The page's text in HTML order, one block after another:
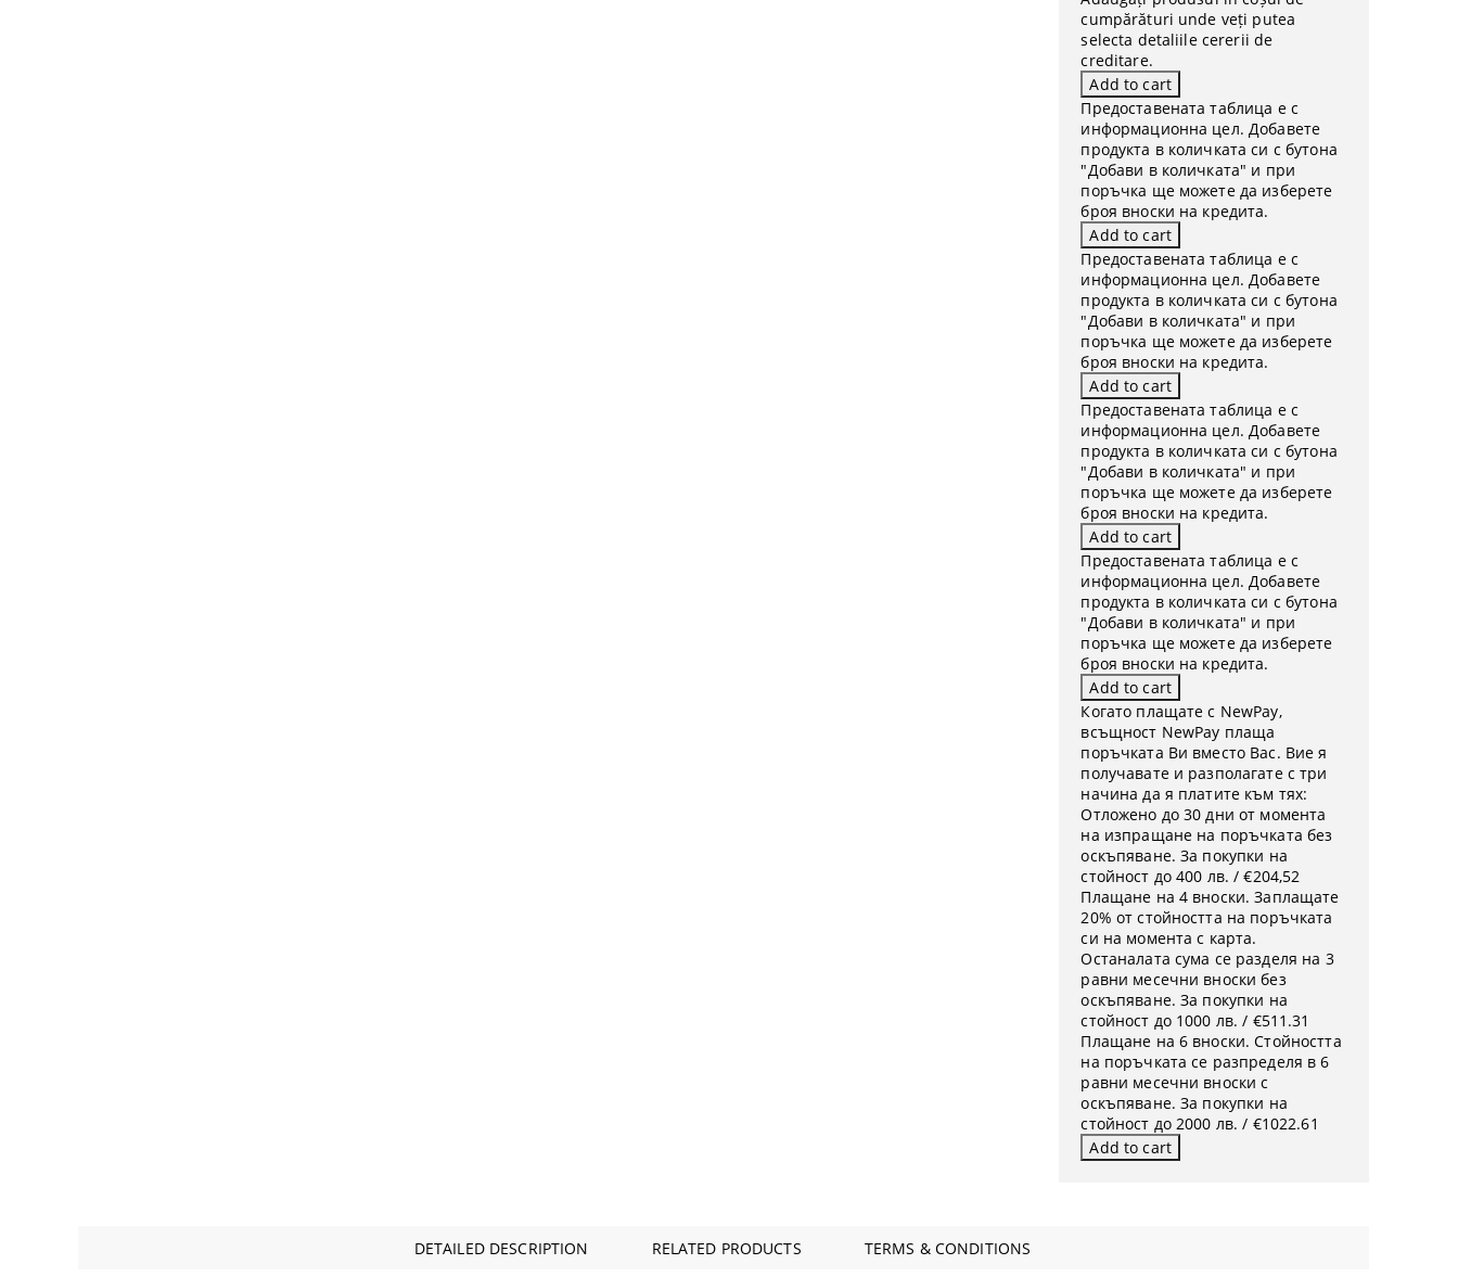
cumpărături unde veți putea
selecta detaliile cererii de
creditare.
Предоставената таблица е с
информационна цел. Добавете
продукта в количката си с бутона
"Добави в количката" и при
поръчка ще можете да изберете
броя вноски на кредита.
Предоставената таблица е с
информационна цел. Добавете
продукта в количката си с бутона
"Добави в количката" и при
поръчка ще можете да изберете
броя вноски на кредита.
Предоставената таблица е с
информационна цел. Добавете
продукта в количката си с бутона
"Добави в количката" и при
поръчка ще можете да изберете
броя вноски на кредита.
Предоставената таблица е с
информационна цел. Добавете
продукта в количката си с бутона
"Добави в количката" и при
поръчка ще можете да изберете
броя вноски на кредита.
Когато плащате с NewPay,
всъщност NewPay плаща
поръчката Ви вместо Вас. Вие я
получавате и разполагате с три
начина да я платите към тях:
Отложено до 30 дни от момента
на изпращане на поръчката без
оскъпяване. За покупки на
стойност до 400 лв. / €204,52
Плащане на 4 вноски. Заплащате
20% от стойността на поръчката
си на момента с карта.
Останалата сума се разделя на 3
равни месечни вноски без
оскъпяване. За покупки на
стойност до 1000 лв. / €511.31
Плащане на 6 вноски. Стойността
на поръчката се разпределя в 6
равни месечни вноски с
оскъпяване. За покупки на
стойност до 2000 лв. / €1022.61
DETAILED DESCRIPTION RELATED PRODUCTS TERMS & CONDITIONS